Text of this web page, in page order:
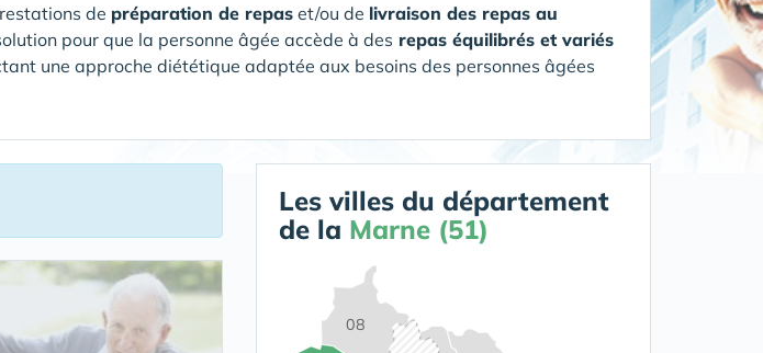
de préparation de repas et/ou de livraison des repas au
pour que la personne âgée accède à des repas équilibrés et variés
une approche diététique adaptée aux besoins des personnes âgées
Les villes du département
de la Marne (51)
08